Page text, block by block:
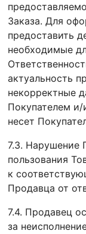
Заказа. Для
предоставить
необходимые
актуальность
некорректные
Покупателем и/
несет
7.3. Нарушение
пользования
к
Продавца от
7.4. Продавец
за